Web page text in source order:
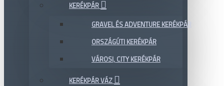
KERÉKPÁR
GRAVEL ÉS ADVENTURE KERÉKPÁR
ORSZÁGÚTI KERÉKPÁR
VÁROSI, CITY KERÉKPÁR
KERÉKPÁR VÁZ